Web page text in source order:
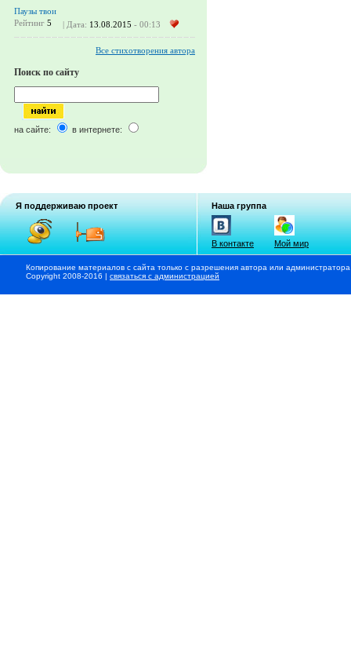
Паузы твои
Рейтинг 5 | Дата: 13.08.2015 - 00:13
Все стихотворения автора
Поиск по сайту
на сайте: в интернете:
Я поддерживаю проект Наша группа
В контакте Мой мир
Копирование материалов с сайта только с разрешения автора или
Copyright 2008-2016 | связаться с администрацией